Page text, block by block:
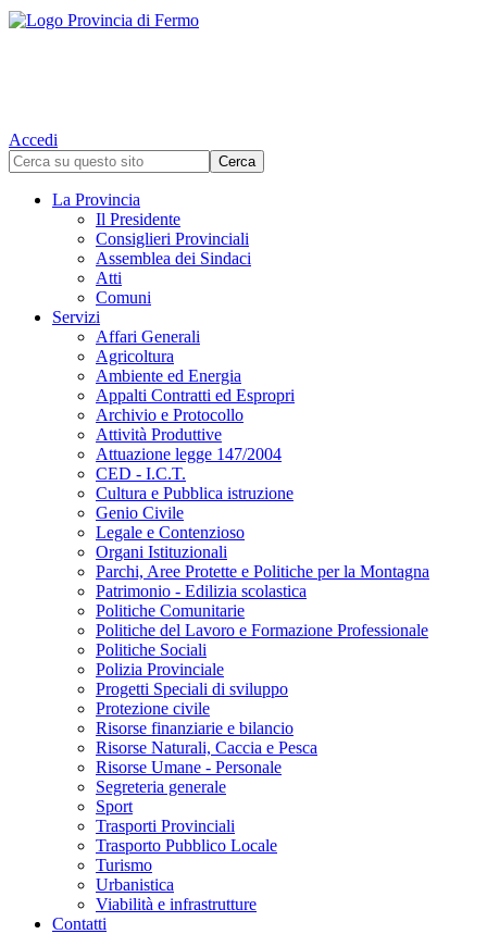
Accedi
La Provincia
Il Presidente
Consiglieri Provinciali
Assemblea dei Sindaci
Atti
Comuni
Servizi
Affari Generali
Agricoltura
Ambiente ed Energia
Appalti Contratti ed Espropri
Archivio e Protocollo
Attività Produttive
Attuazione legge 147/2004
CED - I.C.T.
Cultura e Pubblica istruzione
Genio Civile
Legale e Contenzioso
Organi Istituzionali
Parchi, Aree Protette e Politiche per la Montagna
Patrimonio - Edilizia scolastica
Politiche Comunitarie
Politiche del Lavoro e Formazione Professionale
Politiche Sociali
Polizia Provinciale
Progetti Speciali di sviluppo
Protezione civile
Risorse finanziarie e bilancio
Risorse Naturali, Caccia e Pesca
Risorse Umane - Personale
Segreteria generale
Sport
Trasporti Provinciali
Trasporto Pubblico Locale
Turismo
Urbanistica
Viabilità e infrastrutture
Contatti